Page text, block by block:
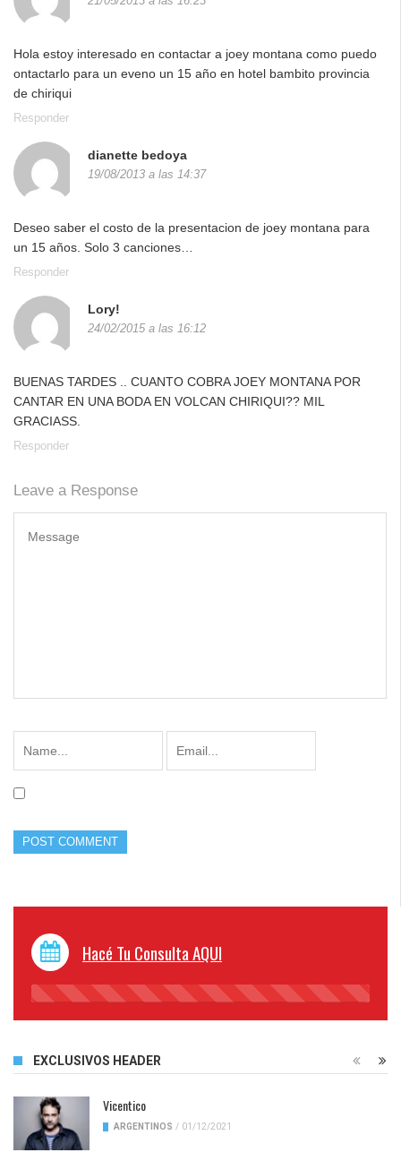
Hola estoy interesado en contactar a joey montana como puedo
ontactarlo para un eveno un 15 año en hotel bambito provincia
de chiriqui
Responder
dianette bedoya
19/08/2013 a las 14:37
Deseo saber el costo de la presentacion de joey montana para
un 15 años. Solo 3 canciones…
Responder
Lory!
24/02/2015 a las 16:12
BUENAS TARDES .. CUANTO COBRA JOEY MONTANA POR
CANTAR EN UNA BODA EN VOLCAN CHIRIQUI?? MIL
GRACIASS.
Responder
Leave a Response
Hacé Tu Consulta AQUI
45%
EXCLUSIVOS HEADER
Vicentico
ARGENTINOS / 01/12/2021